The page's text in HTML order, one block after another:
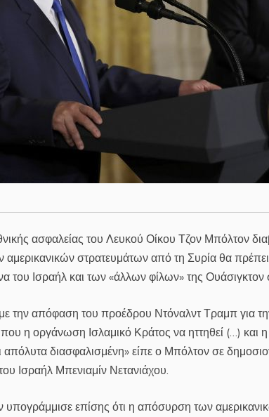
ασφαλείας του Λευκού Οίκου Τζον Μπόλτον
στρατευμάτων από τη Συρία θα πρέπει
του Ισραήλ και των «άλλων φίλων» της Ουάσιγκτον
την απόφαση του προέδρου Ντόναλντ Τραμπ για
που η οργάνωση Ισλαμικό Κράτος να ηττηθεί (…) και
απόλυτα διασφαλισμένη» είπε ο Μπόλτον σε
Ισραήλ Μπενιαμίν Νετανιάχου.
επίσης ότι η απόσυρση των